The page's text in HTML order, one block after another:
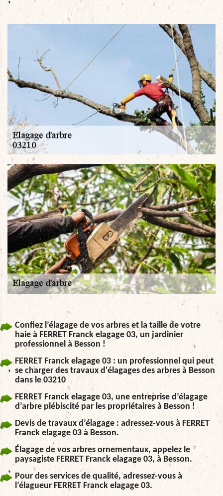
Confiez l’élagage de vos arbres et la taille de votre
haie à FERRET Franck elagage 03, un jardinier
professionnel à Besson !
FERRET Franck elagage 03 : un professionnel qui peut
se charger des travaux d'élagages des arbres à Besson
dans le 03210
FERRET Franck elagage 03, une entreprise d’élagage
d’arbre plébiscité par les propriétaires à Besson !
Devis de travaux d’élagage : adressez-vous à FERRET
Franck elagage 03 à Besson.
Élagage de vos arbres ornementaux, appelez le
paysagiste FERRET Franck elagage 03, à Besson.
Pour des services de qualité, adressez-vous à
l’élagueur FERRET Franck elagage 03.